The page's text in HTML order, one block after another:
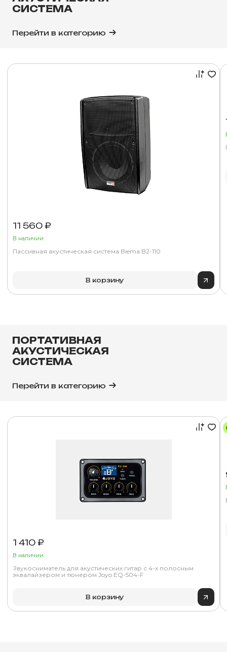
СИСТЕМА
Перейти в категорию
11 560 ₽
В наличии
Пассивная акустическая система Biema B2-110
В корзину
ПОРТАТИВНАЯ
АКУСТИЧЕСКАЯ
СИСТЕМА
Перейти в категорию
1 410 ₽
В наличии
Звукосниматель для акустических гитар с 4-х полосным
эквалайзером и тюнером Joyo EQ-504-F
В корзину